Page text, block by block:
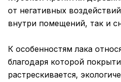
от негативных
внутри помещений, так и
К особенностям лака
благодаря которой
растрескивается,